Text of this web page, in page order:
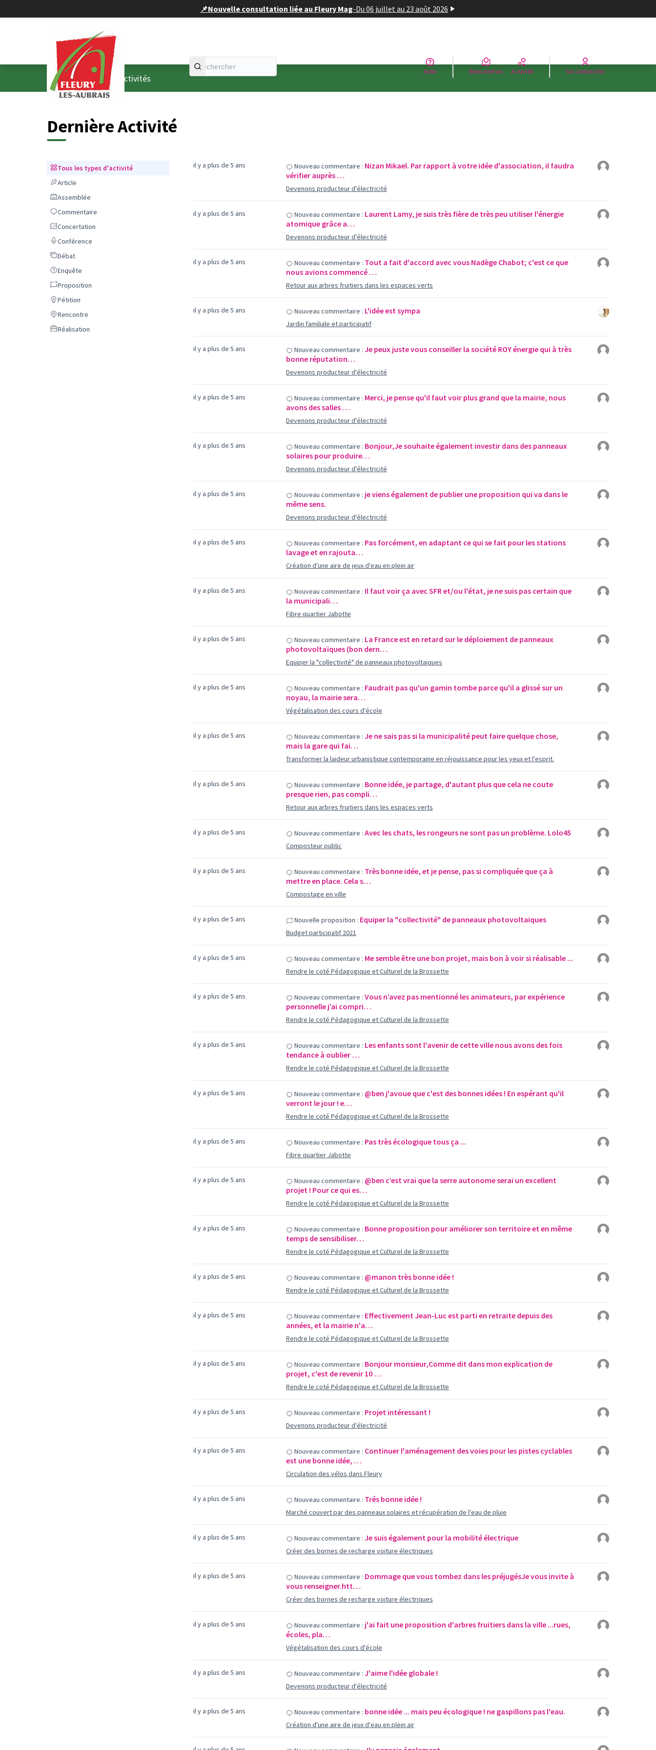
📌Nouvelle consultation liée au Fleury Mag-Du 06 juillet au 23 août 2026
Aide Rencontres Activité Se connecter
AccueilMenu principal
/ Dernières activités
Dernière Activité
Tous les types d'activité
Tous les types d'activité
ArticleArticle
Assemblée
Assemblée
Commentaire
Commentaire
Concertation
Concertation
Conférence
Conférence
DébatDébat
Enquête
Enquête
Proposition
Proposition
Pétition
Pétition
Rencontre
Rencontre
Réalisation
Réalisation
il y a plus de 5 ans Nouveau commentaire : Nizan Mikael. Par rapport à votre idée d'association, il faudra
vérifier auprès …
Devenons producteur d'électricité
il y a plus de 5 ans Nouveau commentaire : Laurent Lamy, je suis très fière de très peu utiliser l'énergie
atomique grâce a…
Devenons producteur d'électricité
il y a plus de 5 ans Nouveau commentaire : Tout a fait d'accord avec vous Nadège Chabot; c'est ce que
nous avions commencé …
Retour aux arbres fruitiers dans les espaces verts
il y a plus de 5 ans Nouveau commentaire : L'idée est sympa
Jardin familiale et participatif
il y a plus de 5 ans Nouveau commentaire : Je peux juste vous conseiller la société ROY énergie qui à très
bonne réputation…
Devenons producteur d'électricité
il y a plus de 5 ans Nouveau commentaire : Merci, je pense qu'il faut voir plus grand que la mairie, nous
avons des salles …
Devenons producteur d'électricité
il y a plus de 5 ans Nouveau commentaire : Bonjour,Je souhaite également investir dans des panneaux
solaires pour produire…
Devenons producteur d'électricité
il y a plus de 5 ans Nouveau commentaire : je viens également de publier une proposition qui va dans le
même sens.
Devenons producteur d'électricité
il y a plus de 5 ans Nouveau commentaire : Pas forcément, en adaptant ce qui se fait pour les stations
lavage et en rajouta…
Création d'une aire de jeux d'eau en plein air
il y a plus de 5 ans Nouveau commentaire : Il faut voir ça avec SFR et/ou l'état, je ne suis pas certain que
la municipali…
Fibre quartier Jabotte
il y a plus de 5 ans Nouveau commentaire : La France est en retard sur le déploiement de panneaux
photovoltaïques (bon dern…
Equiper la "collectivité" de panneaux photovoltaiques
il y a plus de 5 ans Nouveau commentaire : Faudrait pas qu'un gamin tombe parce qu'il a glissé sur un
noyau, la mairie sera…
Végétalisation des cours d'école
il y a plus de 5 ans Nouveau commentaire : Je ne sais pas si la municipalité peut faire quelque chose,
mais la gare qui fai…
Transformer la laideur urbanistique contemporaine en réjouissance pour les yeux et l'esprit.
il y a plus de 5 ans Nouveau commentaire : Bonne idée, je partage, d'autant plus que cela ne coute
presque rien, pas compli…
Retour aux arbres fruitiers dans les espaces verts
il y a plus de 5 ans Nouveau commentaire : Avec les chats, les rongeurs ne sont pas un problème. Lolo45
Composteur public
il y a plus de 5 ans Nouveau commentaire : Très bonne idée, et je pense, pas si compliquée que ça à
mettre en place. Cela s…
Compostage en ville
il y a plus de 5 ans Nouvelle proposition : Equiper la "collectivité" de panneaux photovoltaiques
Budget participatif 2021
il y a plus de 5 ans Nouveau commentaire : Me semble être une bon projet, mais bon à voir si réalisable ...
Rendre le coté Pédagogique et Culturel de la Brossette
il y a plus de 5 ans Nouveau commentaire : Vous n’avez pas mentionné les animateurs, par expérience
personnelle j’ai compri…
Rendre le coté Pédagogique et Culturel de la Brossette
il y a plus de 5 ans Nouveau commentaire : Les enfants sont l'avenir de cette ville nous avons des fois
tendance à oublier …
Rendre le coté Pédagogique et Culturel de la Brossette
il y a plus de 5 ans Nouveau commentaire : @ben j'avoue que c'est des bonnes idées ! En espérant qu'il
verront le jour ! e…
Rendre le coté Pédagogique et Culturel de la Brossette
il y a plus de 5 ans Nouveau commentaire : Pas très écologique tous ça ...
Fibre quartier Jabotte
il y a plus de 5 ans Nouveau commentaire : @ben c’est vrai que la serre autonome serai un excellent
projet ! Pour ce qui es…
Rendre le coté Pédagogique et Culturel de la Brossette
il y a plus de 5 ans Nouveau commentaire : Bonne proposition pour améliorer son territoire et en même
temps de sensibiliser…
Rendre le coté Pédagogique et Culturel de la Brossette
il y a plus de 5 ans Nouveau commentaire : @manon très bonne idée !
Rendre le coté Pédagogique et Culturel de la Brossette
il y a plus de 5 ans Nouveau commentaire : Effectivement Jean-Luc est parti en retraite depuis des
années, et la mairie n'a…
Rendre le coté Pédagogique et Culturel de la Brossette
il y a plus de 5 ans Nouveau commentaire : Bonjour monsieur,Comme dit dans mon explication de
projet, c'est de revenir 10 …
Rendre le coté Pédagogique et Culturel de la Brossette
il y a plus de 5 ans Nouveau commentaire : Projet intéressant !
Devenons producteur d'électricité
il y a plus de 5 ans Nouveau commentaire : Continuer l'aménagement des voies pour les pistes cyclables
est une bonne idée, …
Circulation des vélos dans Fleury
il y a plus de 5 ans Nouveau commentaire : Trés bonne idée !
Marché couvert par des panneaux solaires et récupération de l'eau de pluie
il y a plus de 5 ans Nouveau commentaire : Je suis également pour la mobilité électrique
Créer des bornes de recharge voiture électriques
il y a plus de 5 ans Nouveau commentaire : Dommage que vous tombez dans les préjugésJe vous invite à
vous renseigner.htt…
Créer des bornes de recharge voiture électriques
il y a plus de 5 ans Nouveau commentaire : j'ai fait une proposition d'arbres fruitiers dans la ville ...rues,
écoles, pla…
Végétalisation des cours d'école
il y a plus de 5 ans Nouveau commentaire : J'aime l'idée globale !
Devenons producteur d'électricité
il y a plus de 5 ans Nouveau commentaire : bonne idée ... mais peu écologique ! ne gaspillons pas l'eau.
Création d'une aire de jeux d'eau en plein air